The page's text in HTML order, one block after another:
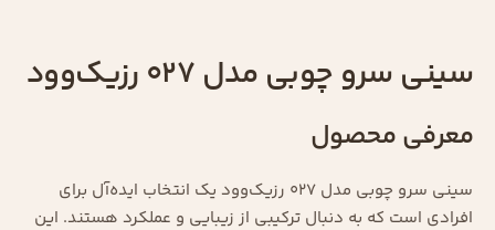
سینی سرو چوبی مدل 027 رزیک‌وود
معرفی محصول
سینی سرو چوبی مدل 027 رزیک‌وود یک انتخاب ایده‌آل برای
افرادی است که به دنبال ترکیبی از زیبایی و عملکرد هستند. این